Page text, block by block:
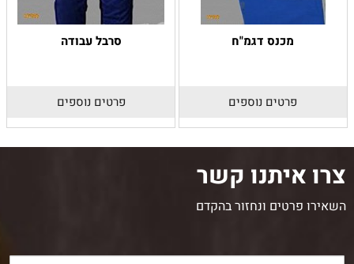
מכנס דגמ"ח
פרטים נוספים
סרבל עבודה
פרטים נוספים
צרו איתנו קשר
השאירו פרטים ונחזור בהקדם